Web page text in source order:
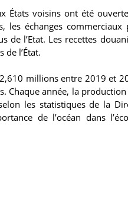
voisins ont été
les échanges
l’Etat. Les recettes
l’État.
millions entre 2019 et
Chaque année, la
les statistiques de la
de l’océan dans